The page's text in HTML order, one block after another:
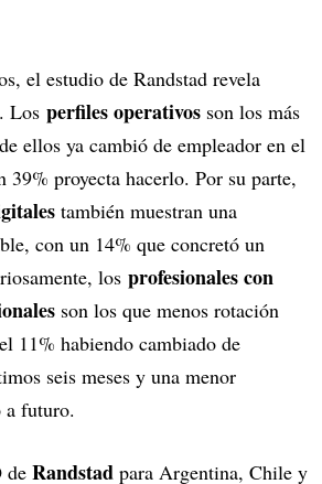
el estudio de Randstad revela
Los perfiles operativos son los más
ellos ya cambió de empleador en el
39% proyecta hacerlo. Por su parte,
también muestran una
con un 14% que concretó un
los profesionales con
son los que menos rotación
11% habiendo cambiado de
seis meses y una menor
a futuro.
de Randstad para Argentina, Chile y